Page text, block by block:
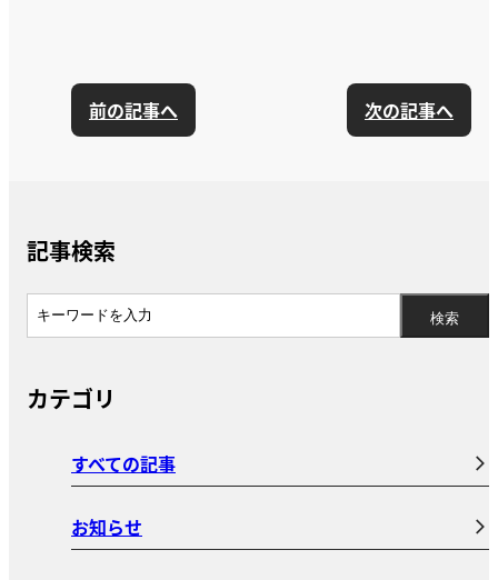
前の記事へ 次の記事へ
記事検索
カテゴリ
すべての記事
お知らせ